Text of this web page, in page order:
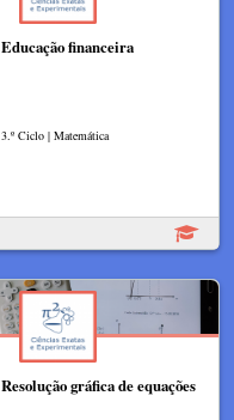
Educação financeira
3.º Ciclo | Matemática
Resolução gráfica de equações